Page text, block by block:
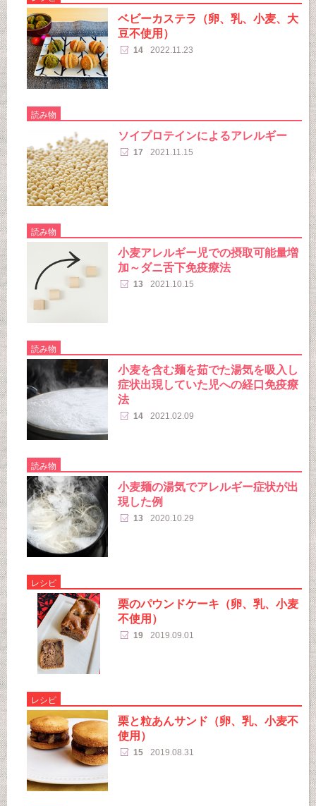
ベビーカステラ（卵、乳、小麦、大
豆不使用）
14 2022.11.23
読み物
ソイプロテインによるアレルギー
17 2021.11.15
読み物
小麦アレルギー児での摂取可能量増
加～ダニ舌下免疫療法
13 2021.10.15
読み物
小麦を含む麺を茹でた湯気を吸入し
症状出現していた児への経口免疫療
法
14 2021.02.09
読み物
小麦麺の湯気でアレルギー症状が出
現した例
13 2020.10.29
レシピ
栗のパウンドケーキ（卵、乳、小麦
不使用）
19 2019.09.01
レシピ
栗と粒あんサンド（卵、乳、小麦不
使用）
15 2019.08.31